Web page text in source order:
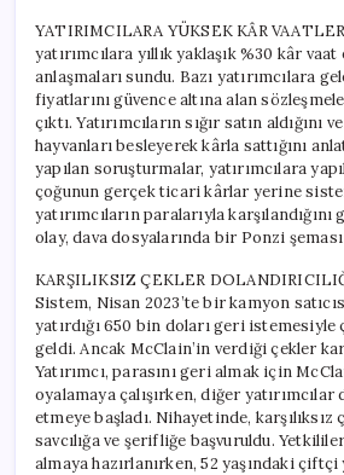
YATIRIMCILARA YÜKSEK KÂR
yatırımcılara yıllık yaklaşık %30 kâr
anlaşmaları sundu. Bazı yatırımcılara
fiyatlarını güvence altına alan
çıktı. Yatırımcıların sığır satın aldığını
hayvanları besleyerek kârla sattığını
yapılan soruşturmalar, yatırımcılara
çoğunun gerçek ticari kârlar yerine
yatırımcıların paralarıyla
olay, dava dosyalarında bir Ponzi
KARŞILIKSIZ ÇEKLER
Sistem, Nisan 2023’te bir kamyon
yatırdığı 650 bin doları geri istemesiyle
geldi. Ancak McClain’in verdiği çekler
Yatırımcı, parasını geri almak için
oyalamaya çalışırken, diğer yatırımcılar
etmeye başladı. Nihayetinde,
savcılığa ve şerifliğe başvuruldu.
almaya hazırlanırken, 52 yaşındaki çiftçi